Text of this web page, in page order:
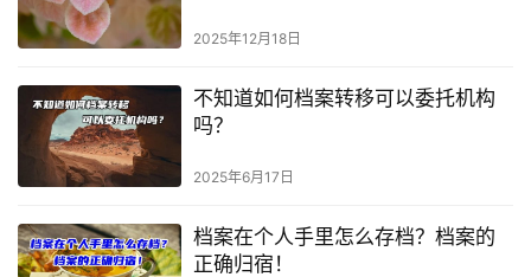
2025年12月18日
不知道如何档案转移可以委托机构
吗？
2025年6月17日
档案在个人手里怎么存档？档案的
正确归宿！